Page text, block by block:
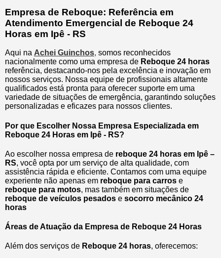
Empresa de Reboque: Referência em
Atendimento Emergencial de Reboque 24
Horas em Ipê - RS
Aqui na Achei Guinchos, somos reconhecidos
nacionalmente como uma empresa de Reboque 24 horas
referência, destacando-nos pela excelência e inovação em
nossos serviços. Nossa equipe de profissionais altamente
qualificados está pronta para oferecer suporte em uma
variedade de situações de emergência, garantindo soluções
personalizadas e eficazes para nossos clientes.
Por que Escolher Nossa Empresa Especializada em
Reboque 24 Horas em Ipê - RS?
Ao escolher nossa empresa de reboque 24 horas em Ipê –
RS, você opta por um serviço de alta qualidade, com
assistência rápida e eficiente. Contamos com uma equipe
experiente não apenas em reboque para carros e
reboque para motos, mas também em situações de
reboque de veículos pesados e socorro mecânico 24
horas
Áreas de Atuação da Empresa de Reboque 24 Horas
Além dos serviços de Reboque 24 horas, oferecemos: